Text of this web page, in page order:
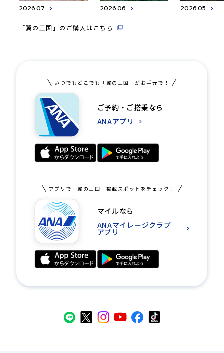
2026.07 2026.06 2026.05
「翼の王国」のご購入はこちら
いつでもどこでも「翼の王国」がお手元で！
ご予約・ご搭乗なら
ANAアプリ
アプリで「翼の王国」掲載スポットをチェック！
マイルなら
ANAマイレージクラブ
アプリ